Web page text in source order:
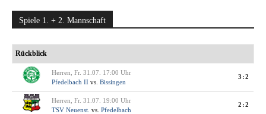
Spiele 1. + 2. Mannschaft
Rückblick
Herren, Fr. 31.07. 17:00 Uhr
Pfedelbach II vs. Bissingen
3:2
Herren, Fr. 31.07. 19:00 Uhr
TSV Neuenst. vs. Pfedelbach
2:2